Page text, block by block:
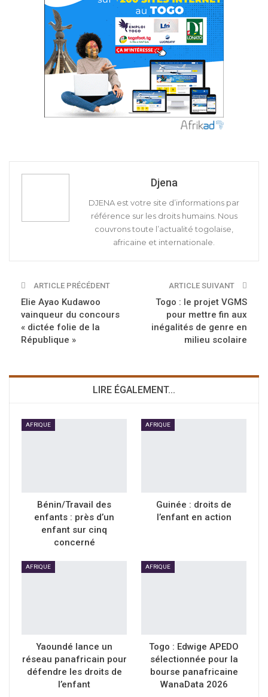
Djena
DJENA est votre site d’informations par
référence sur les droits humains. Nous
couvrons toute l’actualité togolaise,
africaine et internationale.
ARTICLE PRÉCÉDENT
Elie Ayao Kudawoo
vainqueur du concours
« dictée folie de la
République »
ARTICLE SUIVANT
Togo : le projet VGMS
pour mettre fin aux
inégalités de genre en
milieu scolaire
LIRE ÉGALEMENT...
AFRIQUE
Bénin/Travail des
enfants : près d’un
enfant sur cinq
concerné
AFRIQUE
Guinée : droits de
l’enfant en action
AFRIQUE
Yaoundé lance un
réseau panafricain pour
défendre les droits de
l’enfant
AFRIQUE
Togo : Edwige APEDO
sélectionnée pour la
bourse panafricaine
WanaData 2026